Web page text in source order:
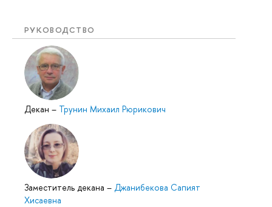
РУКОВОДСТВО
Декан – Трунин Михаил Рюрикович
Заместитель декана – Джанибекова Сапият
Хисаевна